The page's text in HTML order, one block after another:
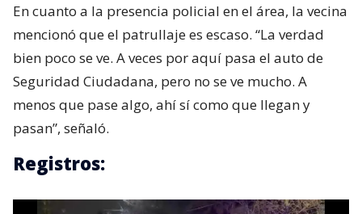
En cuanto a la presencia policial en el área, la vecina
mencionó que el patrullaje es escaso. “La verdad
bien poco se ve. A veces por aquí pasa el auto de
Seguridad Ciudadana, pero no se ve mucho. A
menos que pase algo, ahí sí como que llegan y
pasan”, señaló.
Registros: